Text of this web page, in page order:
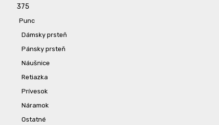
375
Punc
Dámsky prsteň
Pánsky prsteň
Náušnice
Retiazka
Prívesok
Náramok
Ostatné